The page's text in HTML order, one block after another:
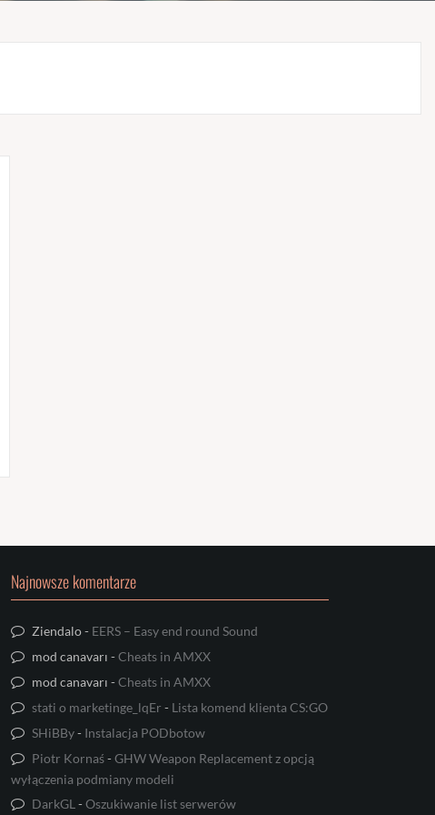
Najnowsze komentarze
Ziendalo- EERS – Easy end round Sound
mod canavarı -Cheats in AMXX
mod canavarı -Cheats in AMXX
stati o marketinge_lqEr - Lista komend klienta CS:GO
SHiBBy- Instalacja PODbotow
Piotr Kornaś-GHW Weapon Replacement z opcją
wyłączenia podmiany modeli
DarkGL -Oszukiwanie list serwerów